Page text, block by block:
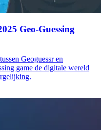
Geo-Guessing
Geoguessr en
game de digitale wereld